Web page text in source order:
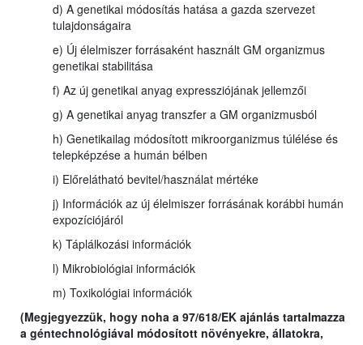
d) A genetikai módosítás hatása a gazda szervezet
tulajdonságaira
e) Új élelmiszer forrásaként használt GM organizmus
genetikai stabilitása
f) Az új genetikai anyag expressziójának jellemzői
g) A genetikai anyag transzfer a GM organizmusból
h) Genetikailag módosított mikroorganizmus túlélése és
telepképzése a humán bélben
i) Előrelátható bevitel/használat mértéke
j) Információk az új élelmiszer forrásának korábbi humán
expozíciójáról
k) Táplálkozási információk
l) Mikrobiológiai információk
m) Toxikológiai információk
(Megjegyezzük, hogy noha a 97/618/EK ajánlás tartalmazza
a géntechnológiával módosított növényekre, állatokra,